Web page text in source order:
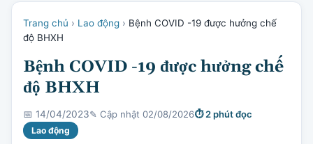
Trang chủ › Lao động › Bệnh COVID -19 được hưởng chế
độ BHXH
Bệnh COVID -19 được hưởng chế
độ BHXH
📅 14/04/2023✎ Cập nhật 02/08/2026⏱ 2 phút đọc
Lao động